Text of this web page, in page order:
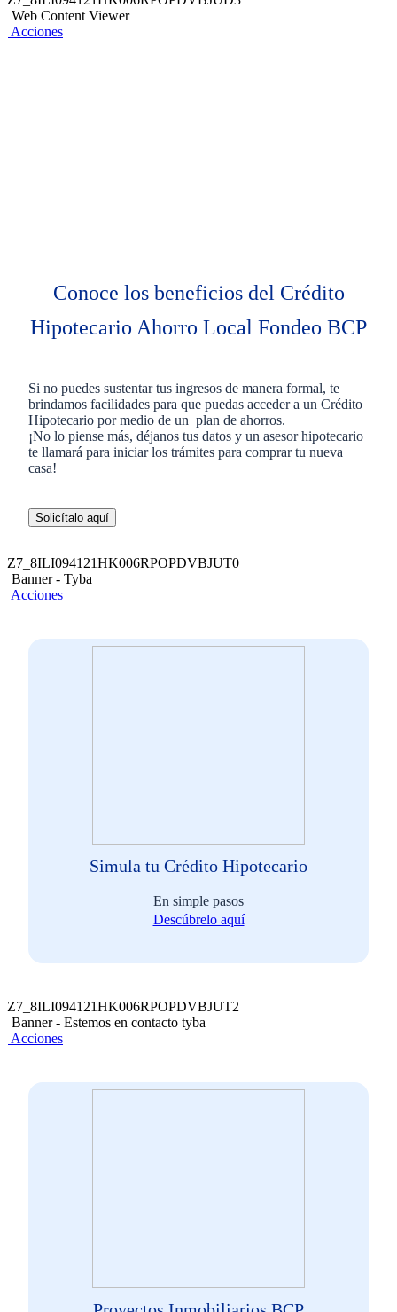
Web Content Viewer
Acciones
Conoce los beneficios del Crédito
Hipotecario Ahorro Local Fondeo BCP
Si no puedes sustentar tus ingresos de manera formal, te
brindamos facilidades para que puedas acceder a un Crédito
Hipotecario por medio de un plan de ahorros.
¡No lo piense más, déjanos tus datos y un asesor hipotecario
te llamará para iniciar los trámites para comprar tu nueva
casa!
Solicítalo aquí
Z7_8ILI094121HK006RPOPDVBJUT0
Banner - Tyba
Acciones
Simula tu Crédito Hipotecario
En simple pasos
Descúbrelo aquí
Z7_8ILI094121HK006RPOPDVBJUT2
Banner - Estemos en contacto tyba
Acciones